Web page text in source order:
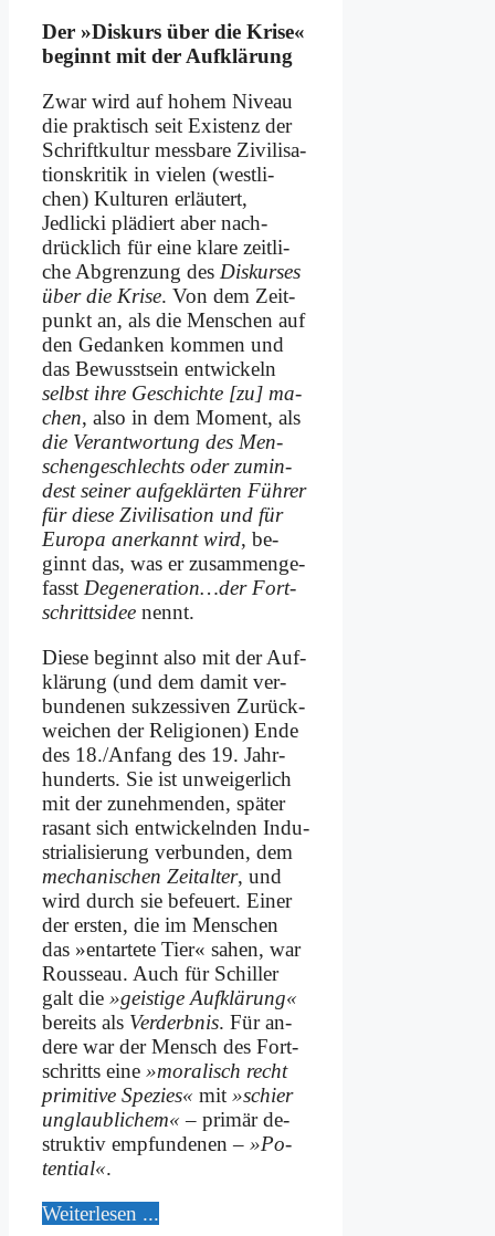
Der »Dis­kurs über die Kri­se«
be­ginnt mit der Auf­klä­rung
Zwar wird auf ho­hem Ni­veau
die prak­tisch seit Exi­stenz der
Schrift­kul­tur mess­ba­re Zi­vi­li­sa­
ti­ons­kri­tik in vie­len (west­li­
chen) Kul­tu­ren er­läu­tert,
Jedlicki plä­diert aber nach­
drück­lich für ei­ne kla­re zeit­li­
che Ab­gren­zung des Dis­kur­ses
über die Kri­se. Von dem Zeit­
punkt an, als die Men­schen auf
den Ge­dan­ken kom­men und
das Be­wusst­sein ent­wickeln
selbst ih­re Ge­schich­te [zu] ma­
chen, al­so in dem Mo­ment, als
die Ver­ant­wor­tung des Men­
schen­ge­schlechts oder zu­min­
dest sei­ner auf­ge­klär­ten Füh­rer
für die­se Zi­vi­li­sa­ti­on und für
Eu­ro­pa an­er­kannt wird, be­
ginnt das, was er zu­sam­men­ge­
fasst Degeneration…der Fort­
schritts­idee nennt.
Die­se be­ginnt al­so mit der Auf­
klä­rung (und dem da­mit ver­
bun­de­nen suk­zes­si­ven Zu­rück­
wei­chen der Re­li­gio­nen) En­de
des 18./Anfang des 19. Jahr­
hun­derts. Sie ist un­wei­ger­lich
mit der zu­neh­men­den, spä­ter
ra­sant sich ent­wickeln­den In­du­
stria­li­sie­rung ver­bun­den, dem
me­cha­ni­schen Zeit­al­ter, und
wird durch sie be­feu­ert. Ei­ner
der er­sten, die im Men­schen
das »ent­ar­te­te Tier« sa­hen, war
Rous­se­au. Auch für Schil­ler
galt die »gei­sti­ge Auf­klä­rung«
be­reits als Ver­derb­nis. Für an­
de­re war der Mensch des Fort­
schritts ei­ne »mo­ra­lisch recht
pri­mi­ti­ve Spe­zi­es« mit »schier
un­glaub­li­chem« – pri­mär de­
struk­tiv emp­fun­de­nen – »Po­
ten­ti­al«.
Wei­ter­le­sen ...